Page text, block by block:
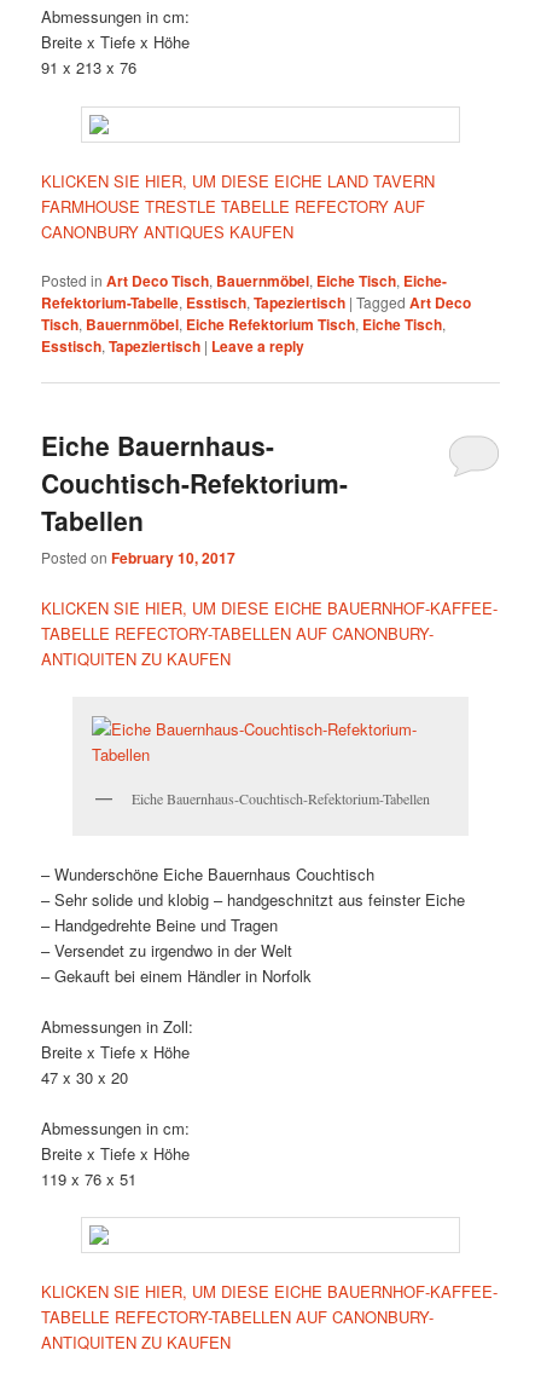
Abmessungen in cm:
Breite x Tiefe x Höhe
91 x 213 x 76
KLICKEN SIE HIER, UM DIESE EICHE LAND TAVERN
FARMHOUSE TRESTLE TABELLE REFECTORY AUF
CANONBURY ANTIQUES KAUFEN
Posted in Art Deco Tisch, Bauernmöbel, Eiche Tisch, Eiche-
Refektorium-Tabelle, Esstisch,Tapeziertisch |Tagged Art Deco
Tisch, Bauernmöbel, Eiche Refektorium Tisch, Eiche Tisch,
Esstisch,Tapeziertisch | Leave a reply
Eiche Bauernhaus-
Couchtisch-Refektorium-
Tabellen
Posted onFebruary 10, 2017
KLICKEN SIE HIER, UM DIESE EICHE BAUERNHOF-KAFFEE-
TABELLE REFECTORY-TABELLEN AUF CANONBURY-
ANTIQUITEN ZU KAUFEN
Eiche Bauernhaus-Couchtisch-Refektorium-Tabellen
– Wunderschöne Eiche Bauernhaus Couchtisch
– Sehr solide und klobig – handgeschnitzt aus feinster Eiche
– Handgedrehte Beine und Tragen
– Versendet zu irgendwo in der Welt
– Gekauft bei einem Händler in Norfolk
Abmessungen in Zoll:
Breite x Tiefe x Höhe
47 x 30 x 20
Abmessungen in cm:
Breite x Tiefe x Höhe
119 x 76 x 51
KLICKEN SIE HIER, UM DIESE EICHE BAUERNHOF-KAFFEE-
TABELLE REFECTORY-TABELLEN AUF CANONBURY-
ANTIQUITEN ZU KAUFEN